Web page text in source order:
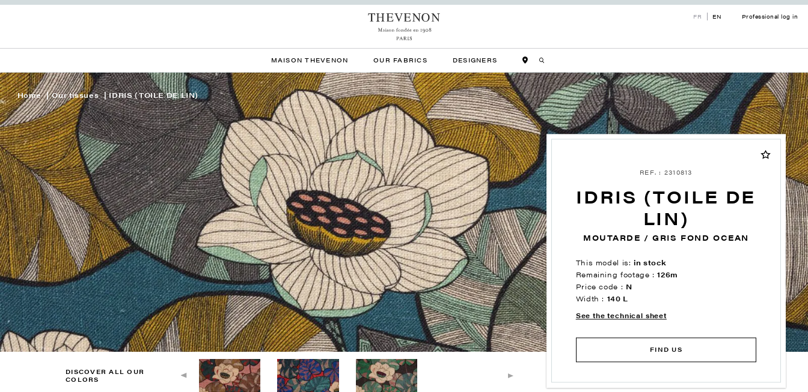
FR EN Professional log in
MAISON THEVENON OUR FABRICS DESIGNERS
Home Our tissues IDRIS (TOILE DE LIN)
REF. : 2310813
IDRIS (TOILE DE
LIN)
MOUTARDE / GRIS FOND OCEAN
This model is:in stock
Remaining footage :126m
Price code : N
Width : 140 L
See the technical sheet
FIND US
DISCOVER ALL OUR
COLORS